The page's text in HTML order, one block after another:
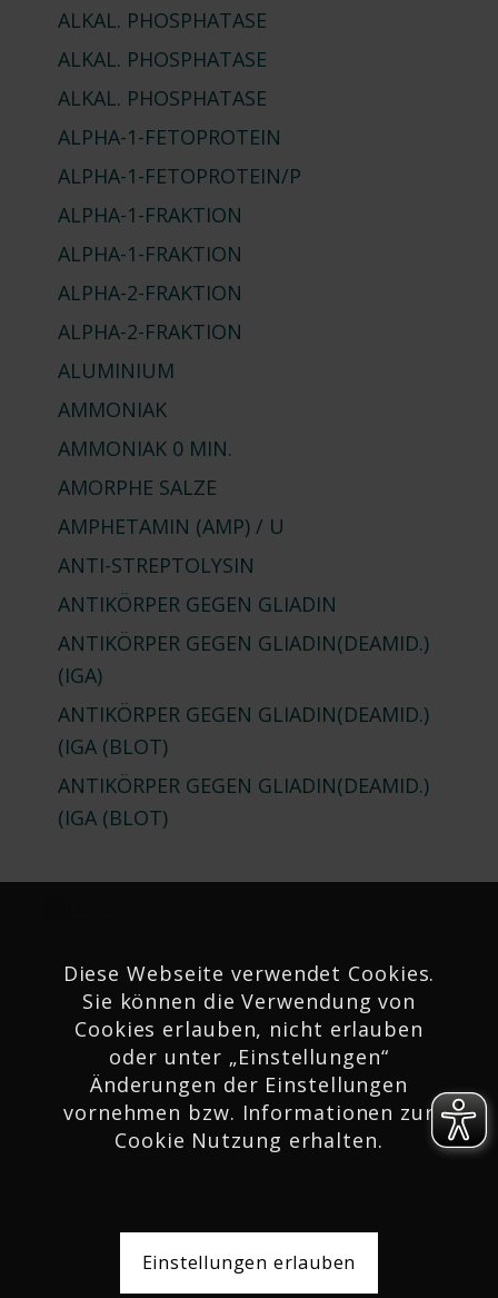
ALKAL. PHOSPHATASE
ALKAL. PHOSPHATASE
ALKAL. PHOSPHATASE
ALPHA-1-FETOPROTEIN
ALPHA-1-FETOPROTEIN/P
ALPHA-1-FRAKTION
ALPHA-1-FRAKTION
ALPHA-2-FRAKTION
ALPHA-2-FRAKTION
ALUMINIUM
AMMONIAK
AMMONIAK0 MIN.
AMORPHE SALZE
AMPHETAMIN (AMP) / U
ANTI-STREPTOLYSIN
ANTIKÖRPER GEGEN GLIADIN
ANTIKÖRPER GEGEN GLIADIN(DEAMID.)
(IGA)
ANTIKÖRPER GEGEN GLIADIN(DEAMID.)
(IGA (BLOT)
ANTIKÖRPER GEGEN GLIADIN(DEAMID.)
(IGA (BLOT)
Netzwerk
Diese Webseite verwendet Cookies.
Sie können die Verwendung von
Cookies erlauben, nicht erlauben
oder unter „Einstellungen“
Änderungen der Einstellungen
vornehmen bzw. Informationen zur
Cookie Nutzung erhalten.
Einstellungen erlauben